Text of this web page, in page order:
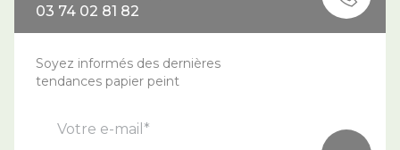
03 74 02 81 82
Soyez informés des dernières
tendances papier peint
Votre e-mail*